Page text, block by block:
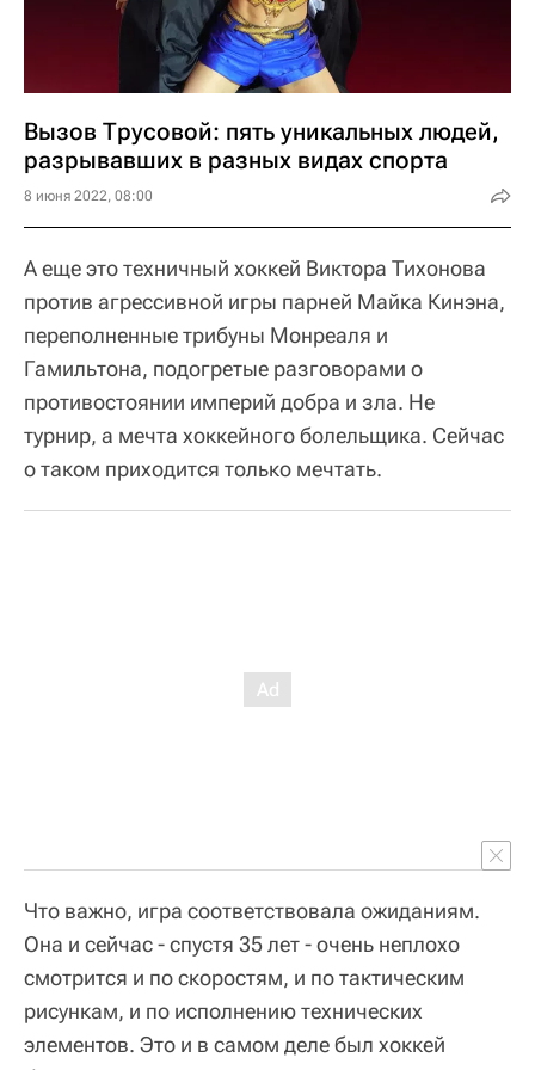
Вызов Трусовой: пять уникальных людей,
разрывавших в разных видах спорта
8 июня 2022, 08:00
А еще это техничный хоккей Виктора Тихонова
против агрессивной игры парней Майка Кинэна,
переполненные трибуны Монреаля и
Гамильтона, подогретые разговорами о
противостоянии империй добра и зла. Не
турнир, а мечта хоккейного болельщика. Сейчас
о таком приходится только мечтать.
Что важно, игра соответствовала ожиданиям.
Она и сейчас - спустя 35 лет - очень неплохо
смотрится и по скоростям, и по тактическим
рисункам, и по исполнению технических
элементов. Это и в самом деле был хоккей